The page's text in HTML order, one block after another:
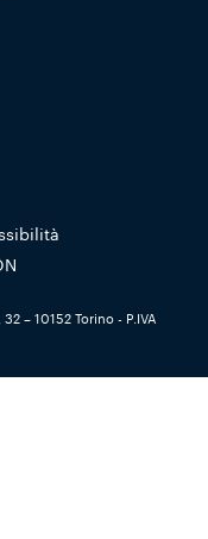
– 10152 Torino - P.IVA